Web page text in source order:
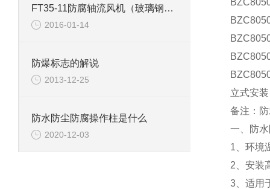
FT35-11防腐轴流风机（玻璃钢材质）
2016-01-14
防爆标志的解说
2013-12-25
防水防尘防腐操作柱是什么
2020-12-03
立式安装
备注：
一、防
1、环境
2、安装
3、适用